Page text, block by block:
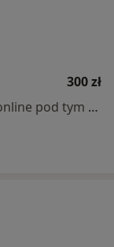
300 zł
Specjalista nie oferuje umawiania online pod tym adresem.